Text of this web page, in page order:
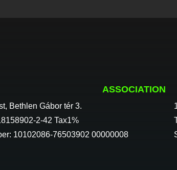
ASSOCIATION
Bethlen Gábor tér 3.
2-42 Tax1%
10102086-76503902 00000008